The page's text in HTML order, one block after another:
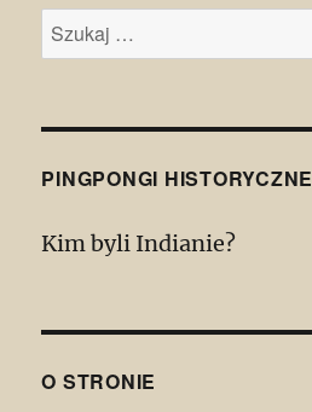
Szukaj:
PINGPONGI HISTORYCZNE
Kim byli Indianie?
O STRONIE